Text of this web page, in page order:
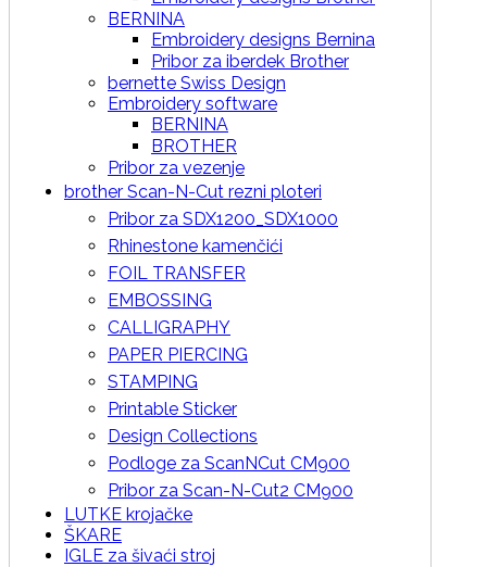
BERNINA
Embroidery designs Bernina
Pribor za iberdek Brother
bernette Swiss Design
Embroidery software
BERNINA
BROTHER
Pribor za vezenje
brother Scan-N-Cut rezni ploteri
Pribor za SDX1200_SDX1000
Rhinestone kamenčići
FOIL TRANSFER
EMBOSSING
CALLIGRAPHY
PAPER PIERCING
STAMPING
Printable Sticker
Design Collections
Podloge za ScanNCut CM900
Pribor za Scan-N-Cut2 CM900
LUTKE krojačke
ŠKARE
IGLE za šivaći stroj